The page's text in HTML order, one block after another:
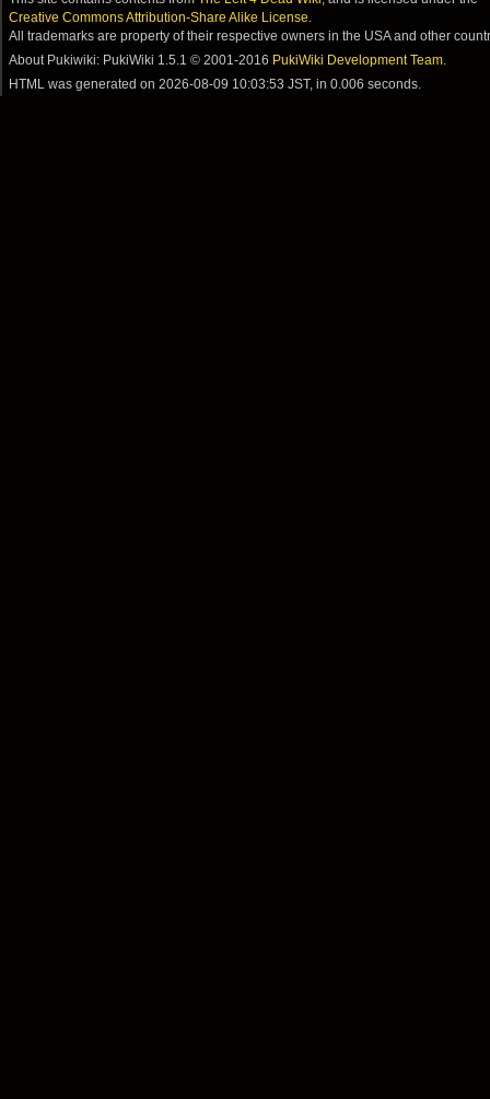
Creative Commons Attribution-Share Alike License
All trademarks are property of their respective owners in the USA and other
About Pukiwiki: PukiWiki 1.5.1 © 2001-2016 PukiWiki Development Team
HTML was generated on2026-08-09 10:03:53 JST, in 0.006 seconds.